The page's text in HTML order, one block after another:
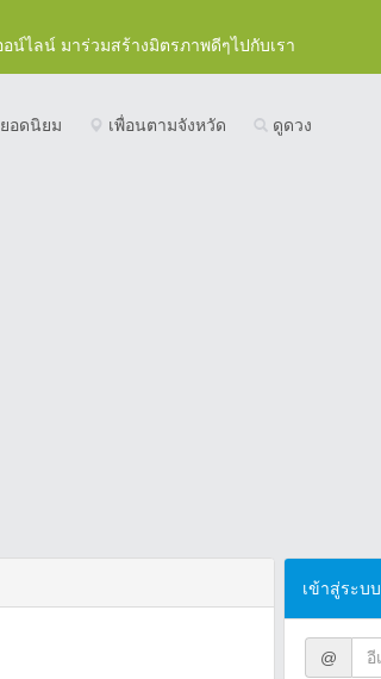
น์ไลน์ มาร่วมสร้างมิตรภาพดีๆไปกับเรา
อดนิยม เพื่อนตามจังหวัด ดูดวง
เข้าสู่ระบบ
@